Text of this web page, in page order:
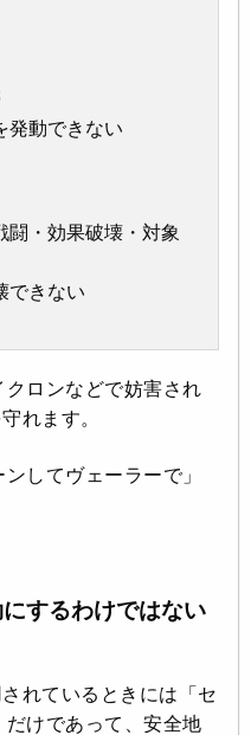
発動できない
闘・効果破壊・対象
できない
ロンなどで妨害され
れます。
してヴェーラーで」
するわけではない
れているときには「セ
けであって、安全地